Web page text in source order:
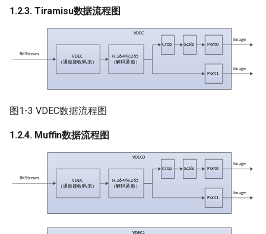
3.21.
MI_VDEC_ErrHandlePolicy_t
3.22. MI_VDEC_CropCfg_t
MI_VDEC_SeqChgEvtInfo_t
3.24.
1.2.3. Tiramisu数据流程图
图1-3 VDEC数据流程图
1.2.4. Muffin数据流程图